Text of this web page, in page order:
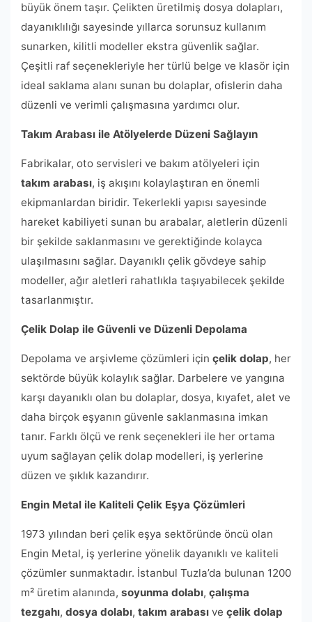
büyük önem taşır. Çelikten üretilmiş dosya dolapları,
dayanıklılığı sayesinde yıllarca sorunsuz kullanım
sunarken, kilitli modeller ekstra güvenlik sağlar.
Çeşitli raf seçenekleriyle her türlü belge ve klasör için
ideal saklama alanı sunan bu dolaplar, ofislerin daha
düzenli ve verimli çalışmasına yardımcı olur.
Takım Arabası ile Atölyelerde Düzeni Sağlayın
Fabrikalar, oto servisleri ve bakım atölyeleri için
takım arabası, iş akışını kolaylaştıran en önemli
ekipmanlardan biridir. Tekerlekli yapısı sayesinde
hareket kabiliyeti sunan bu arabalar, aletlerin düzenli
bir şekilde saklanmasını ve gerektiğinde kolayca
ulaşılmasını sağlar. Dayanıklı çelik gövdeye sahip
modeller, ağır aletleri rahatlıkla taşıyabilecek şekilde
tasarlanmıştır.
Çelik Dolap ile Güvenli ve Düzenli Depolama
Depolama ve arşivleme çözümleri için çelik dolap, her
sektörde büyük kolaylık sağlar. Darbelere ve yangına
karşı dayanıklı olan bu dolaplar, dosya, kıyafet, alet ve
daha birçok eşyanın güvenle saklanmasına imkan
tanır. Farklı ölçü ve renk seçenekleri ile her ortama
uyum sağlayan çelik dolap modelleri, iş yerlerine
düzen ve şıklık kazandırır.
Engin Metal ile Kaliteli Çelik Eşya Çözümleri
1973 yılından beri çelik eşya sektöründe öncü olan
Engin Metal, iş yerlerine yönelik dayanıklı ve kaliteli
çözümler sunmaktadır. İstanbul Tuzla’da bulunan 1200
m² üretim alanında, soyunma dolabı, çalışma
tezgahı, dosya dolabı, takım arabası ve çelik dolap